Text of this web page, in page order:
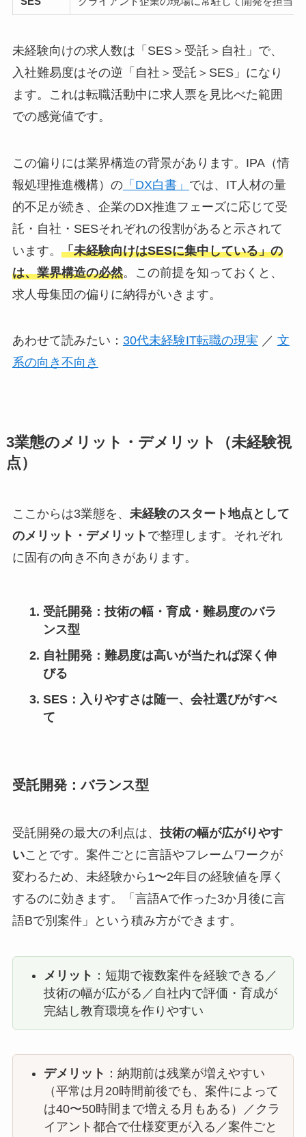
未経験向けの求人数は「SES＞受託＞自社」で、
入社難易度はその逆「自社＞受託＞SES」になり
ます。これは転職活動中に求人票を見比べた範囲
での感覚値です。
この偏りには業界構造の背景があります。IPA（情
報処理推進機構）の「DX白書」 では、IT人材の量
的不足が続き、企業のDX推進フェーズに応じて受
託・自社・SESそれぞれの役割があると示されて
います。 「未経験向けはSESに集中している」の
は、業界構造の必然。この前提を知っておくと、
求人母集団の偏りに納得がいきます。
あわせて読みたい： 30代未経験IT転職の現実 ／ 文
系の向き不向き
3業態のメリット・デメリット（未経験視
点）
ここからは3業態を、 未経験のスタート地点として
のメリット・デメリット で整理します。それぞれ
に固有の向き不向きがあります。
受託開発：技術の幅・育成・難易度のバラ
ンス型
自社開発：難易度は高いが当たれば深く伸
びる
SES：入りやすさは随一、会社選びがすべ
て
受託開発：バランス型
受託開発の最大の利点は、 技術の幅が広がりやす
いことです。案件ごとに言語やフレームワークが
変わるため、未経験から1〜2年目の経験値を厚く
するのに効きます。「言語Aで作った3か月後に言
語Bで別案件」という積み方ができます。
メリット ：短期で複数案件を経験できる／
技術の幅が広がる／自社内で評価・育成が
完結し教育環境を作りやすい
デメリット ：納期前は残業が増えやすい
（平常は月20時間前後でも、案件によって
は40〜50時間まで増える月もある）／クラ
イアント都合で仕様変更が入る／案件ごと